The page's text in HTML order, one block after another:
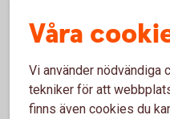
Christer Eklind
Vice ordförande
Våra
Vi använder nödvändiga
tekniker för att
finns även cookies du